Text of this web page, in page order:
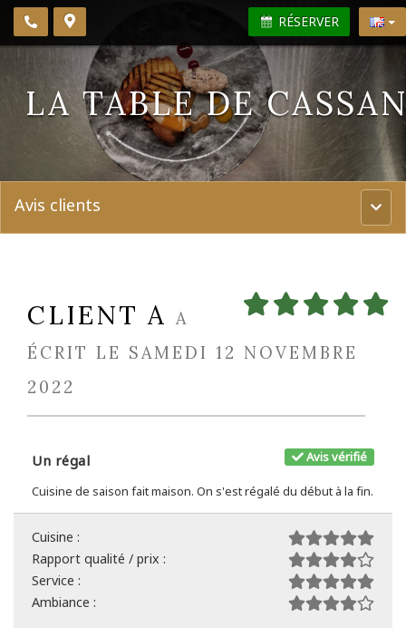
RÉSERVER
LA TABLE DE
Menu
Avis clients
CLIENT A A
ÉCRIT LE SAMEDI 12 NOVEMBRE
2022
Avis vérifié
Un régal
Cuisine de saison fait maison. On s'est régalé du début à la fin.
Cuisine :
Rapport qualité / prix :
Service :
Ambiance :